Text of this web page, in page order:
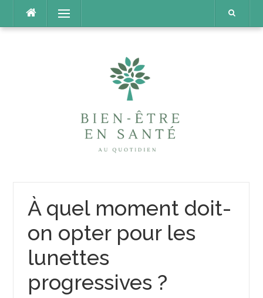
contenu
Menu
À quel moment doit-
on opter pour les
lunettes
progressives ?